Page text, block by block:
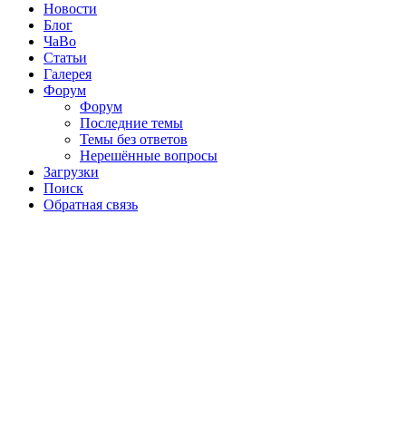
Новости
Блог
ЧаВо
Статьи
Галерея
Форум
Форум
Последние темы
Темы без ответов
Нерешённые вопросы
Загрузки
Поиск
Обратная связь